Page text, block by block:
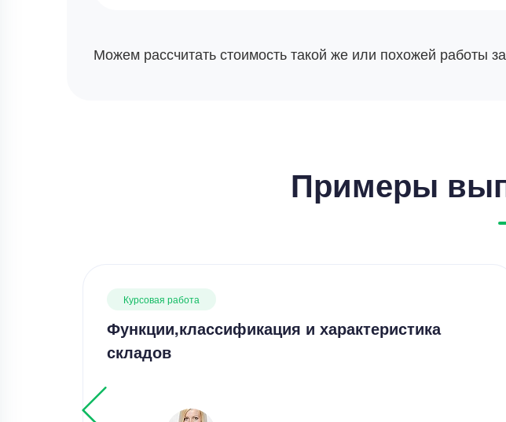
Можем рассчитать стоимость такой же или похожей работы
Примеры
Курсовая работа
Функции,классификация и характеристика
складов